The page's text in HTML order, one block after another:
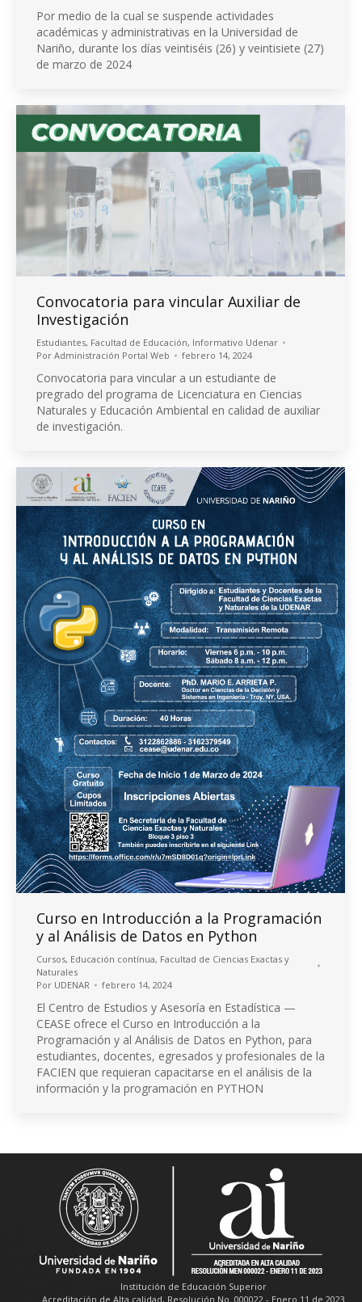
Por medio de la cual se suspende actividades
académicas y administrativas en la Universidad de
Nariño, durante los días veintiséis (26) y veintisiete (27)
de marzo de 2024
Convocatoria para vincular Auxiliar de
Investigación
Estudiantes, Facultad de Educación, Informativo Udenar
Por Administración Portal Web febrero 14, 2024
Convocatoria para vincular a un estudiante de
pregrado del programa de Licenciatura en Ciencias
Naturales y Educación Ambiental en calidad de auxiliar
de investigación.
Curso en Introducción a la Programación
y al Análisis de Datos en Python
Cursos, Educación contínua, Facultad de Ciencias Exactas y
Naturales
Por UDENAR febrero 14, 2024
El Centro de Estudios y Asesoría en Estadística —
CEASE ofrece el Curso en Introducción a la
Programación y al Análisis de Datos en Python, para
estudiantes, docentes, egresados y profesionales de la
FACIEN que requieran capacitarse en el análisis de la
información y la programación en PYTHON
Institución de Educación Superior
Acreditación de Alta calidad, Resolución No. 000022 - Enero 11 de 2023